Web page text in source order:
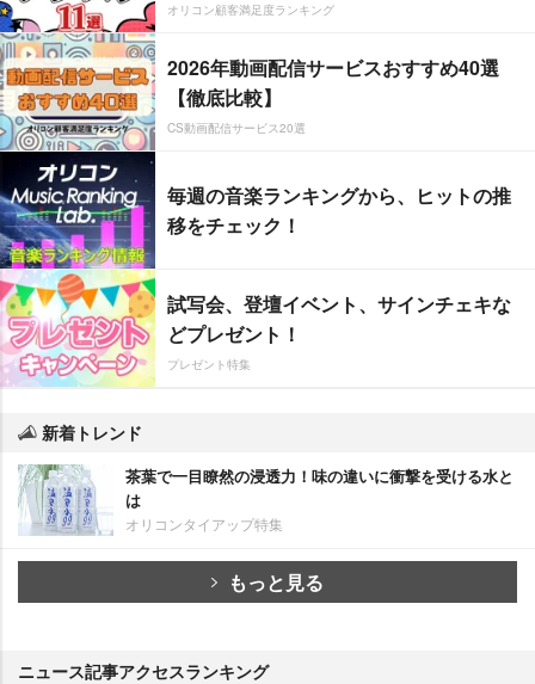
オリコン顧客満足度ランキング
2026年動画配信サービスおすすめ40選
【徹底比較】
CS動画配信サービス20選
毎週の音楽ランキングから、ヒットの推
移をチェック！
試写会、登壇イベント、サインチェキな
どプレゼント！
プレゼント特集
新着トレンド
茶葉で一目瞭然の浸透力！味の違いに衝撃を受ける水と
は
オリコンタイアップ特集
もっと見る
ニュース記事アクセスランキング